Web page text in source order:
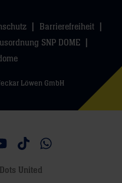
Barrierefreiheit
SNP DOME
Löwen GmbH
auf Twitter
uns auf Instagram
Besucht uns auf Youtube
Besucht uns auf
Besucht uns auf
Dots United